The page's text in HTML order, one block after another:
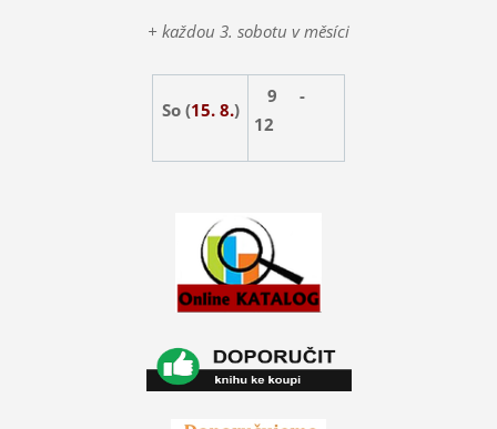
+ každou 3. sobotu v měsíci
So (15. 8.)
9 -
12